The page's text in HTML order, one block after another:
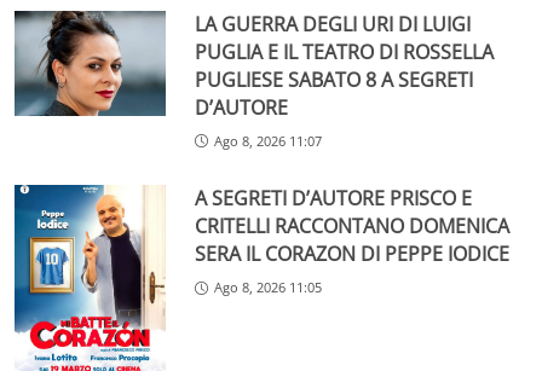
LA GUERRA DEGLI URI DI LUIGI
PUGLIA E IL TEATRO DI ROSSELLA
PUGLIESE SABATO 8 A SEGRETI
D’AUTORE
Ago 8, 2026 11:07
A SEGRETI D’AUTORE PRISCO E
CRITELLI RACCONTANO DOMENICA
SERA IL CORAZON DI PEPPE IODICE
Ago 8, 2026 11:05